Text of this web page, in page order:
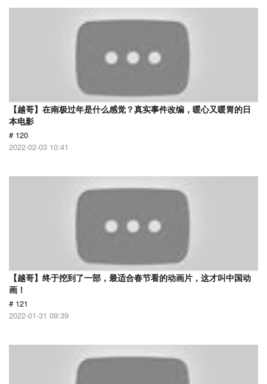
【越哥】在南极过年是什么感觉？真实事件改编，暖心又暖胃的日
本电影
# 120
2022-02-03 10:41
【越哥】终于挖到了一部，最适合春节看的动画片，这才叫中国动
画！
# 121
2022-01-31 09:39